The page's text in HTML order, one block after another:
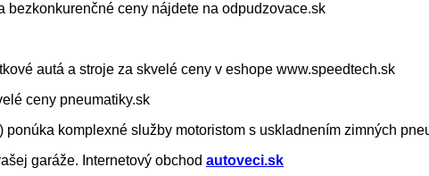
bezkonkurenčné ceny nájdete na odpudzovace.sk
autá a stroje za skvelé ceny v eshope www.speedtech.sk
ceny pneumatiky.sk
ponúka komplexné služby motoristom s uskladnením zimných
garáže. Internetový obchod autoveci.sk